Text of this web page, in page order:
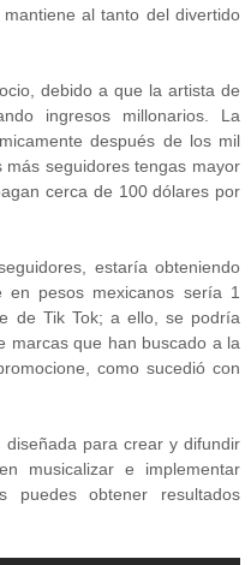
al tanto del divertido
debido a que la artista de
ingresos millonarios. La
después de los mil
seguidores tengas mayor
cerca de 100 dólares por
estaría obteniendo
pesos mexicanos sería 1
de Tik Tok; a ello, se podría
marcas que han buscado a la
como sucedió con
diseñada para crear y difundir
musicalizar e implementar
puedes obtener resultados